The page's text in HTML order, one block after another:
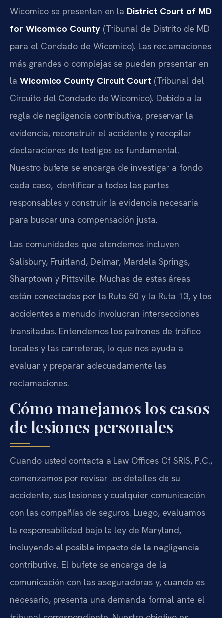
Wicomico se presentan en la District Court of MD
for Wicomico County (Tribunal de Distrito de MD
para el Condado de Wicomico). Las reclamaciones
más grandes o complejas se pueden presentar en
la Wicomico County Circuit Court (Tribunal del
Circuito del Condado de Wicomico). Debido a la
regla de negligencia contributiva, preservar la
evidencia, reconstruir el accidente y recopilar
declaraciones de testigos es fundamental.
Nuestro bufete se encarga de investigar a fondo
cada caso, identificar a todas las partes
responsables y construir la evidencia necesaria
para buscar una compensación justa.
Las comunidades que atendemos incluyen
Salisbury, Fruitland, Delmar, Mardela Springs,
Sharptown y Pittsville. Muchas de estas áreas
están conectadas por la Ruta 50 y la Ruta 13, y los
accidentes a menudo involucran intersecciones
transitadas. Entendemos los patrones de tráfico
locales y las carreteras, lo que nos ayuda a
evaluar y preparar adecuadamente las
reclamaciones.
Cómo manejamos los casos
de lesiones personales
Cuando usted contacta a Law Offices Of SRIS, P.C.,
comenzamos por revisar los detalles de su
accidente, sus lesiones y cualquier comunicación
con las compañías de seguros. Luego, evaluamos
la responsabilidad bajo la ley de Maryland,
incluyendo el posible impacto de la negligencia
contributiva. El bufete se encarga de la
comunicación con las aseguradoras y, cuando es
necesario, presenta una demanda formal ante el